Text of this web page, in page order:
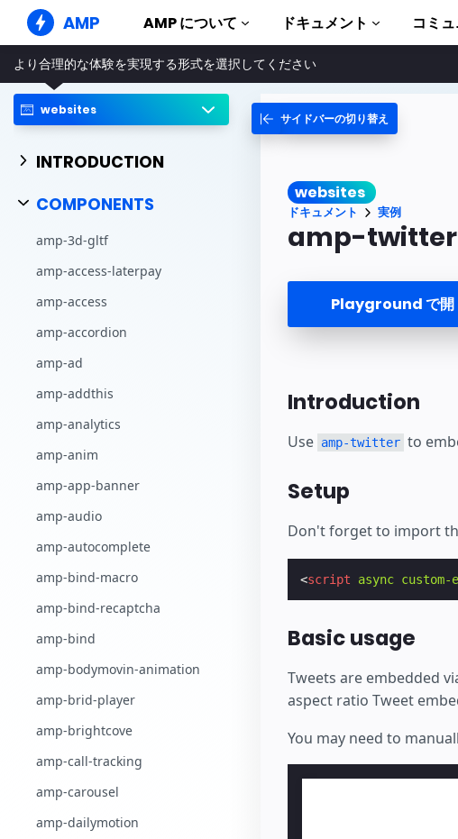
AMP AMP について
AMP ウェブサイト
完璧なウェブ体験をもたらします
Web Stories
誰もが気軽に楽しめるストーリー
超高速なウェブ広告
ドキュメント
ガイドとチュートリ
AMP を使い始める
AMP ライブラリ一式
Hands-on introduction
テンプレート
構築を始めましょう
コミ
より合理的な体験を実現する形式を選択してください
websites
INTRODUCTION
COMPONENTS
amp-3d-gltf
amp-access-laterpay
amp-access
amp-accordion
amp-ad
amp-addthis
amp-analytics
amp-anim
amp-app-banner
amp-audio
amp-autocomplete
amp-bind-macro
amp-bind-recaptcha
amp-bind
amp-bodymovin-animation
amp-brid-player
amp-brightcove
amp-call-tracking
amp-carousel
amp-dailymotion
サイドバーの切り替え
websites
ドキュメント 実例
amp-twitter
Playground で開
Introduction
Use amp-twitter to
Setup
Don't forget to import
<script async custom-
Basic usage
Tweets are embedded
aspect ratio Tweet
You may need to